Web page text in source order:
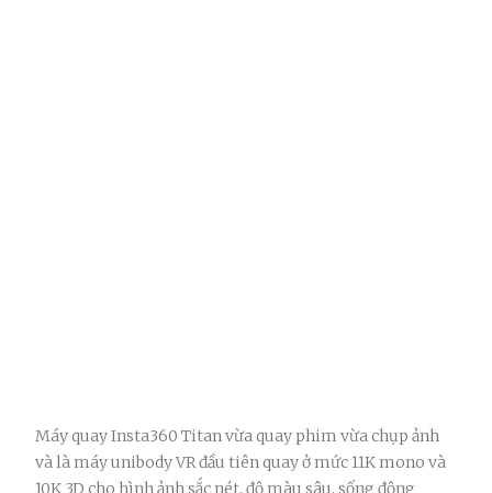
Máy quay Insta360 Titan vừa quay phim vừa chụp ảnh
và là máy unibody VR đầu tiên quay ở mức 11K mono và
10K 3D cho hình ảnh sắc nét, độ màu sâu, sống động